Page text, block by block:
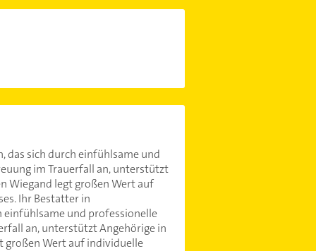
das sich durch einfühlsame und
im Trauerfall an, unterstützt
Wiegand legt großen Wert auf
Ihr Bestatter in
einfühlsame und professionelle
an, unterstützt Angehörige in
großen Wert auf individuelle